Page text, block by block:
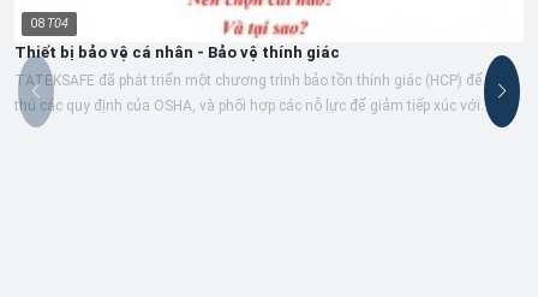
08 T04
Thiết bị bảo vệ cá nhân - Bảo vệ thính giác
TATEKSAFE đã phát triển một chương trình bảo tồn thính giác (HCP) để tuân
thủ các quy định của OSHA, và phối hợp các nỗ lực để giảm tiếp xúc với
tiếng...